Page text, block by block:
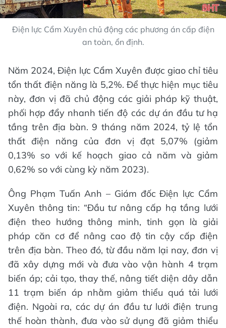
Điện lực Cẩm Xuyên chủ động các phương án cấp điện
an toàn, ổn định.
Năm 2024, Điện lực Cẩm Xuyên được giao chỉ tiêu
tổn thất điện năng là 5,2%. Để thực hiện mục tiêu
này, đơn vị đã chủ động các giải pháp kỹ thuật,
phối hợp đẩy nhanh tiến độ các dự án đầu tư hạ
tầng trên địa bàn. 9 tháng năm 2024, tỷ lệ tổn
thất điện năng của đơn vị đạt 5,07% (giảm
0,13% so với kế hoạch giao cả năm và giảm
0,62% so với cùng kỳ năm 2023).
Ông Phạm Tuấn Anh – Giám đốc Điện lực Cẩm
Xuyên thông tin: “Đầu tư nâng cấp hạ tầng lưới
điện theo hướng thông minh, tinh gọn là giải
pháp căn cơ để nâng cao độ tin cậy cấp điện
trên địa bàn. Theo đó, từ đầu năm lại nay, đơn vị
đã xây dựng mới và đưa vào vận hành 4 trạm
biến áp; cải tạo, thay thế, nâng tiết diện dây dẫn
11 trạm biến áp nhằm giảm thiểu quá tải lưới
điện. Ngoài ra, các dự án đầu tư lưới điện trung
thế hoàn thành, đưa vào sử dụng đã giảm thiểu